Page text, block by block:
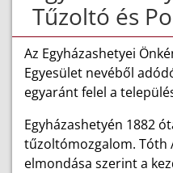
Tűzoltó és
Az Egyházashetyei
Egyesület nevéből
egyaránt felel a
Egyházashetyén 1882
tűzoltómozgalom. Tóth
elmondása szerint a